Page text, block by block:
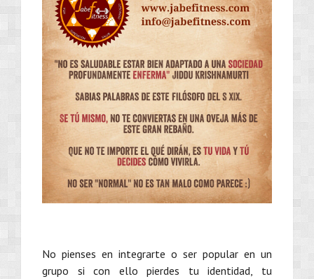
No pienses en integrarte o ser popular en un
grupo si con ello pierdes tu identidad, tu